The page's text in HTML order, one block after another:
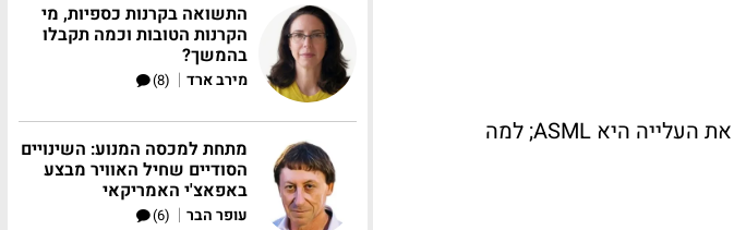
מדד הסטוקס 60 באירופה עולה ב-0.2% כאשר אחת המניות שמובילות את העלייה היא ASML; למה
התשואה בקרנות כספיות, מי
הקרנות הטובות וכמה תקבלו
בהמשך?
מירב ארד |
(8)
מתחת למכסה המנוע: השינויים
הסודיים שחיל האוויר מבצע
באפאצ'י האמריקאי
עופר הבר |
(6)